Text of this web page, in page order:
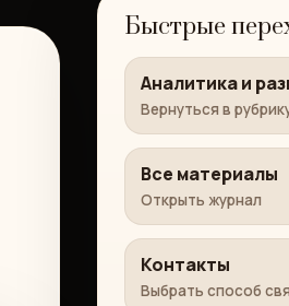
Быстрые
Аналитика и
Вернуться в
Все материалы
Открыть журнал
Контакты
Выбрать способ